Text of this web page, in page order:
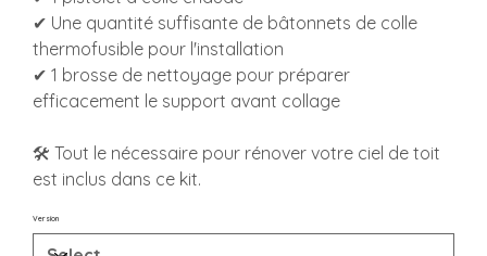
✔ Une quantité suffisante de bâtonnets de colle
thermofusible pour l'installation
✔ 1 brosse de nettoyage pour préparer
efficacement le support avant collage
🛠️ Tout le nécessaire pour rénover votre ciel de toit
est inclus dans ce kit.
Version